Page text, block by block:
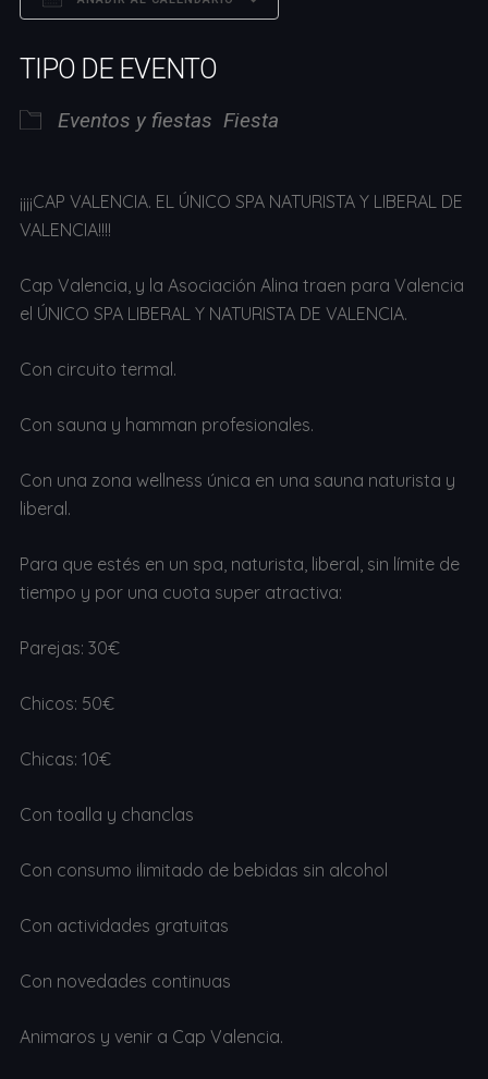
TIPO DE EVENTO
Eventos y fiestas Fiesta
¡¡¡¡CAP VALENCIA. EL ÚNICO SPA NATURISTA Y LIBERAL DE
VALENCIA!!!!
Cap Valencia, y la Asociación Alina traen para Valencia
el ÚNICO SPA LIBERAL Y NATURISTA DE VALENCIA.
Con circuito termal.
Con sauna y hamman profesionales.
Con una zona wellness única en una sauna naturista y
liberal.
Para que estés en un spa, naturista, liberal, sin límite de
tiempo y por una cuota super atractiva:
Parejas: 30€
Chicos: 50€
Chicas: 10€
Con toalla y chanclas
Con consumo ilimitado de bebidas sin alcohol
Con actividades gratuitas
Con novedades continuas
Animaros y venir a Cap Valencia.